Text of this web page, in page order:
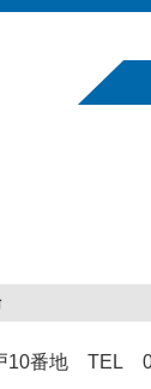
10番地 TEL